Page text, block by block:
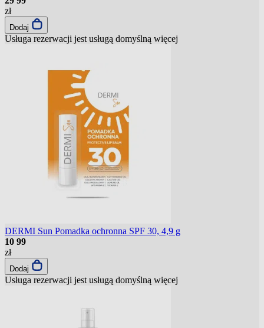
zł
Dodaj
Usługa rezerwacji jest usługą domyślną więcej
DERMI Sun Pomadka ochronna SPF 30, 4,9 g
10 99
zł
Dodaj
Usługa rezerwacji jest usługą domyślną więcej